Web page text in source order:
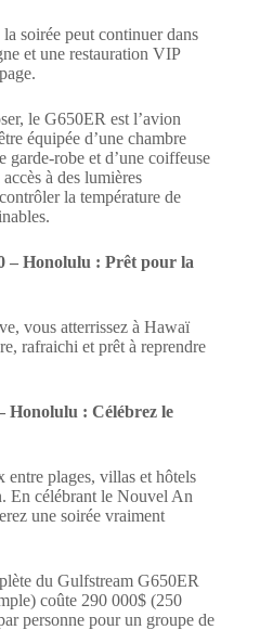
soirée peut continuer dans
et une restauration VIP
le G650ER est l’avion
équipée d’une chambre
garde-robe et d’une coiffeuse
à des lumières
la température de
– Honolulu : Prêt pour la
vous atterrissez à Hawaï
rafraichi et prêt à reprendre
Honolulu : Célébrez le
plages, villas et hôtels
En célébrant le Nouvel An
une soirée vraiment
du Gulfstream G650ER
coûte 290 000$ (250
personne pour un groupe de